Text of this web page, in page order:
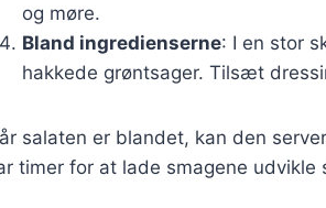
og møre.
Bland ingredienserne: I en stor
hakkede grøntsager. Tilsæt
salaten er blandet, kan den
timer for at lade smagene udvikle